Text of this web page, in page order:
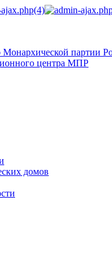
партии
центра МПР
домов